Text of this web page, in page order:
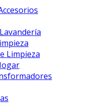
Limpieza